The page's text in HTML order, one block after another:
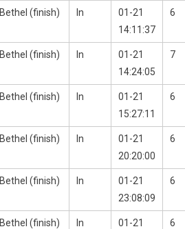
Bethel (finish) In
01-21
14:11:37
6
Bethel (finish) In
01-21
14:24:05
7
Bethel (finish) In
01-21
15:27:11
6
Bethel (finish) In
01-21
20:20:00
6
Bethel (finish) In
01-21
23:08:09
6
Bethel (finish) In
01-21
6